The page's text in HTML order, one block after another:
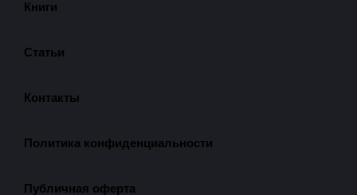
Книги
Статьи
Контакты
Политика конфиденциальности
Публичная оферта